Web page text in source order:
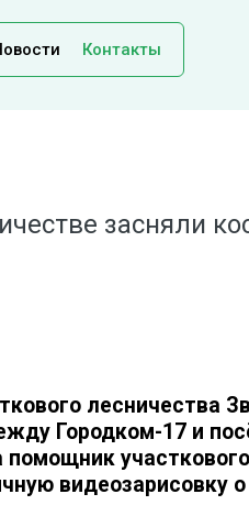
Контакты
засняли
лесничества
Городком-17 и
помощник
видеозарисовку